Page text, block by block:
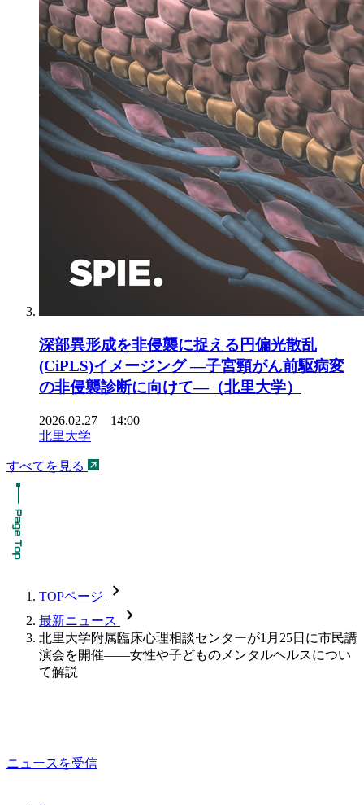
深部異形成を非侵襲に捉える円偏光散乱
(CiPLS)イメージング ―子宮頸がん前駆病変
の非侵襲診断に向けて―（北里大学）
2026.02.27 14:00
北里大学
すべてを見る
TOPページ chevron_forward
最新ニュース chevron_forward
北里大学附属臨床心理相談センターが1月25日に市民講
演会を開催――女性や子どものメンタルヘルスについ
て解説
ニュースを受信